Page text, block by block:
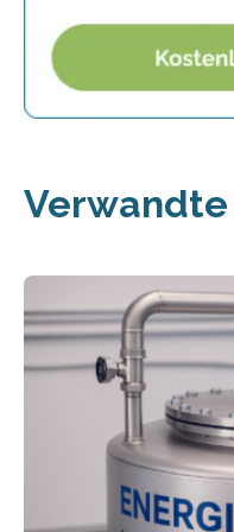
Verwandte